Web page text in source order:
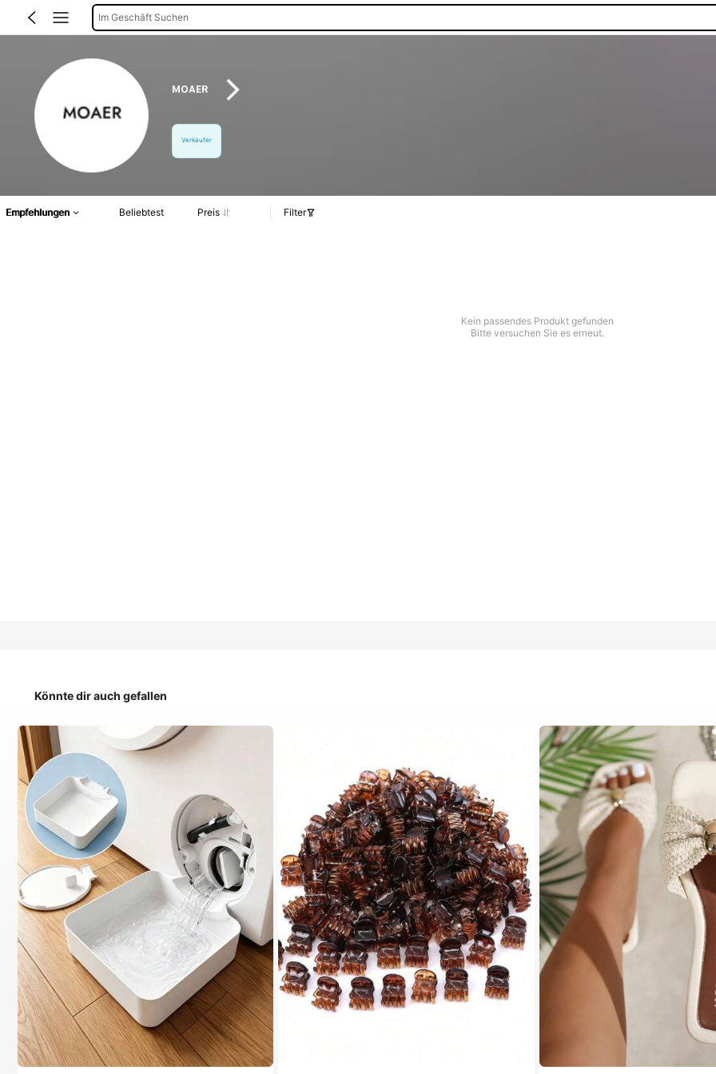
Im Geschäft Suchen
MOAER
Verkäufer
Empfehlungen Beliebtest Preis Filter
Kein passendes Produkt gefunden
Bitte versuchen Sie es erneut.
Könnte dir auch gefallen